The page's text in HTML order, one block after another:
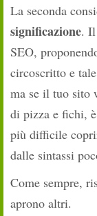
La seconda
significazione.
SEO,
circoscritto e
ma se il tuo sito
di pizza e fichi,
più difficile
dalle sintassi
Come sempre,
aprono altri.